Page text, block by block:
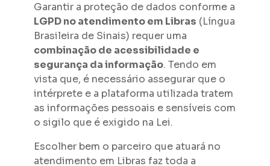
Garantir a proteção de dados conforme a
LGPD no atendimento em Libras (Língua
Brasileira de Sinais) requer uma
combinação de acessibilidade e
segurança da informação. Tendo em
vista que, é necessário assegurar que o
intérprete e a plataforma utilizada tratem
as informações pessoais e sensíveis com
o sigilo que é exigido na Lei.
Escolher bem o parceiro que atuará no
atendimento em Libras faz toda a